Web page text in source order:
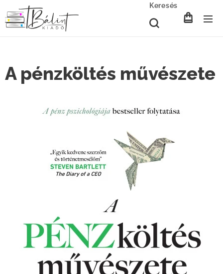
Keresés
A pénzköltés művészete